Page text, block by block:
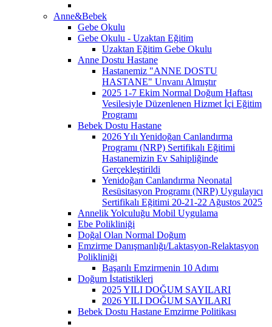
Anne&Bebek
Gebe Okulu
Gebe Okulu - Uzaktan Eğitim
Uzaktan Eğitim Gebe Okulu
Anne Dostu Hastane
Hastanemiz "ANNE DOSTU
HASTANE" Unvanı Almıştır
2025 1-7 Ekim Normal Doğum Haftası
Vesilesiyle Düzenlenen Hizmet İçi Eğitim
Programı
Bebek Dostu Hastane
2026 Yılı Yenidoğan Canlandırma
Programı (NRP) Sertifikalı Eğitimi
Hastanemizin Ev Sahipliğinde
Gerçekleştirildi
Yenidoğan Canlandırma Neonatal
Resüsitasyon Programı (NRP) Uygulayıcı
Sertifikalı Eğitimi 20-21-22 Ağustos 2025
Annelik Yolculuğu Mobil Uygulama
Ebe Polikliniği
Doğal Olan Normal Doğum
Emzirme Danışmanlığı/Laktasyon-Relaktasyon
Polikliniği
Başarılı Emzirmenin 10 Adımı
Doğum İstatistikleri
2025 YILI DOĞUM SAYILARI
2026 YILI DOĞUM SAYILARI
Bebek Dostu Hastane Emzirme Politikası